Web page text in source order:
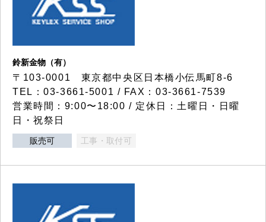
鈴新金物（有）
〒103-0001 東京都中央区日本橋小伝馬町8-6
TEL：03-3661-5001 / FAX：03-3661-7539
営業時間：9:00〜18:00 / 定休日：土曜日・日曜
日・祝祭日
販売可 工事・取付可